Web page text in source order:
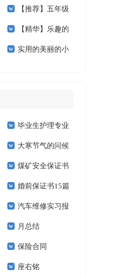
小学作文四篇
【推荐】五年级
的作文300字8篇
【精华】乐趣的
小学作文合集8篇
实用的美丽的小
毕业生护理专业
求职信精选15篇
大寒节气的问候
祝福语煤矿安全保证书
(15篇)婚前保证书15篇
汽车维修实习报
告(汇编15篇)
月总结
保险合同
座右铭